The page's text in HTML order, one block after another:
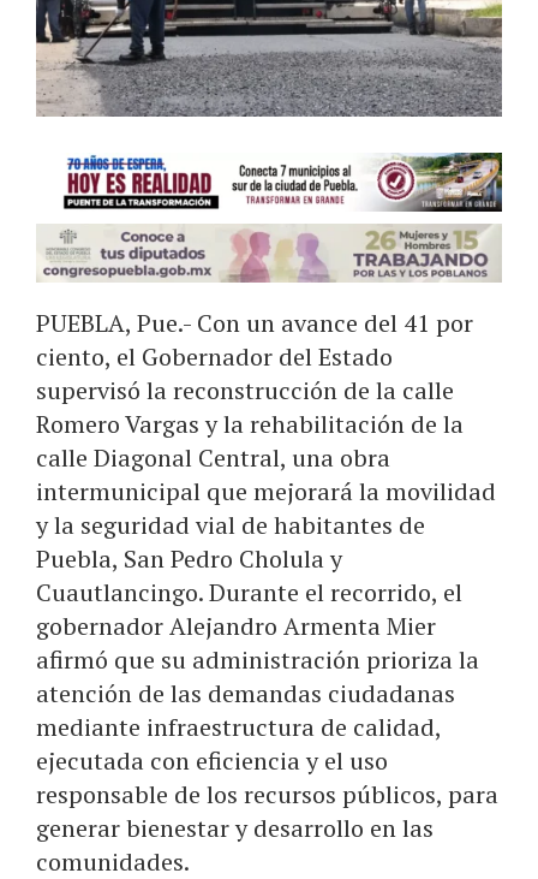
PUEBLA, Pue.- Con un avance del 41 por
ciento, el Gobernador del Estado
supervisó la reconstrucción de la calle
Romero Vargas y la rehabilitación de la
calle Diagonal Central, una obra
intermunicipal que mejorará la movilidad
y la seguridad vial de habitantes de
Puebla, San Pedro Cholula y
Cuautlancingo. Durante el recorrido, el
gobernador Alejandro Armenta Mier
afirmó que su administración prioriza la
atención de las demandas ciudadanas
mediante infraestructura de calidad,
ejecutada con eficiencia y el uso
responsable de los recursos públicos, para
generar bienestar y desarrollo en las
comunidades.